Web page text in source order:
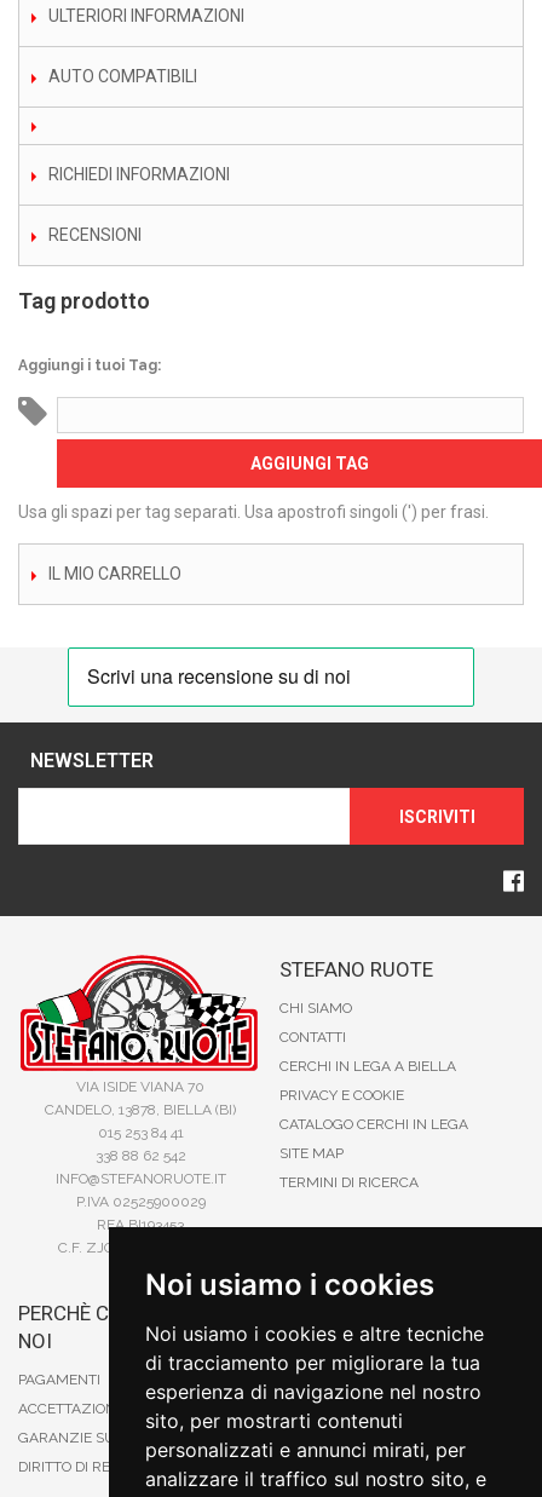
Noi usiamo i cookies
Noi usiamo i cookies e altre tecniche
di tracciamento per migliorare la tua
esperienza di navigazione nel nostro
sito, per mostrarti contenuti
personalizzati e annunci mirati, per
analizzare il traffico sul nostro sito, e
ULTERIORI INFORMAZIONI
AUTO COMPATIBILI
RICHIEDI INFORMAZIONI
RECENSIONI
Tag prodotto
Aggiungi i tuoi Tag:
AGGIUNGI TAG
Usa gli spazi per tag separati. Usa apostrofi singoli (') per frasi.
IL MIO CARRELLO
NEWSLETTER
ISCRIVITI
VIA ISIDE VIANA 70
CANDELO, 13878, BIELLA (BI)
015 253 84 41
338 88 62 542
INFO@STEFANORUOTE.IT
P.IVA 02525900029
REA BI193453
C.F. ZJOSFN73H14A859X
STEFANO RUOTE
CHI SIAMO
CONTATTI
CERCHI IN LEGA A BIELLA
PRIVACY E COOKIE
CATALOGO CERCHI IN LEGA
SITE MAP
TERMINI DI RICERCA
PERCHÈ COMPRARE DA
NOI
PAGAMENTI
ACCETTAZIONE DEGLI ORDINI
GARANZIE SUI PRODOTTI
DIRITTO DI RECESSO
CARTA DI CREDITO
PAYPAL
CONTRASSEGNO
POSTEPAY